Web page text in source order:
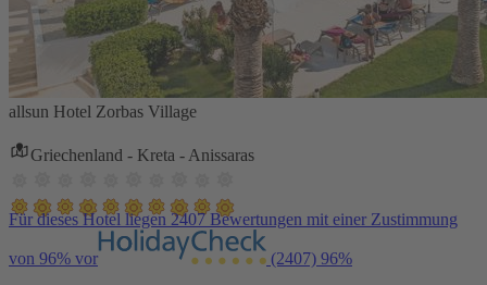
allsun Hotel Zorbas Village
Griechenland - Kreta - Anissaras
Für dieses Hotel liegen 2407 Bewertungen mit einer Zustimmung
von 96% vor (2407) 96%